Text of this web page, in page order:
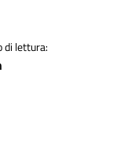
di lettura: